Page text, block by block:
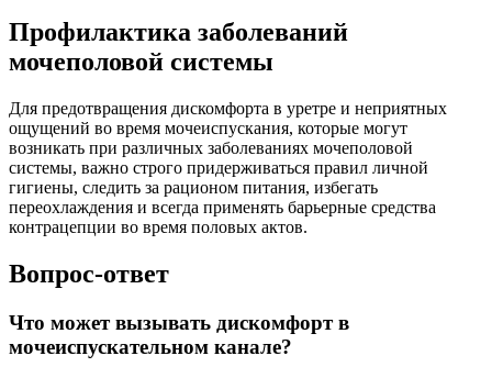
Профилактика заболеваний
мочеполовой системы
Для предотвращения дискомфорта в уретре и неприятных
ощущений во время мочеиспускания, которые могут
возникать при различных заболеваниях мочеполовой
системы, важно строго придерживаться правил личной
гигиены, следить за рационом питания, избегать
переохлаждения и всегда применять барьерные средства
контрацепции во время половых актов.
Вопрос-ответ
Что может вызывать дискомфорт в
мочеиспускательном канале?